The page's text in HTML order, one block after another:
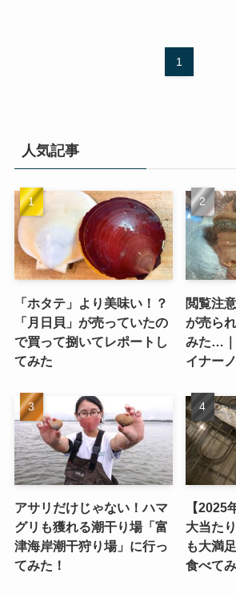
1
人気記事
「ホタテ」より美味い！？
「月日貝」が売っていたの
で買って捌いてレポートし
てみた
閲覧注
が売ら
みた…｜
イナー
アサリだけじゃない！ハマ
グリも獲れる潮干り場「富
津海岸潮干狩り場」に行っ
てみた！
【2025
大当た
も大満
食べて